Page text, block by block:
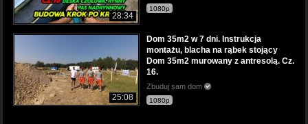
28:34
1080p
25:08
Dom 35m2 w 7 dni. Instrukcja
montażu, blacha na rąbek stojący
Dom 35m2 murowany z antresolą. Cz.
16.
Zbuduj sam dom
1080p